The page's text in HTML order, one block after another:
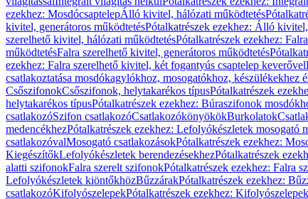
ezekhez: MosdócsaptelepÁlló kivitel, hálózati működtetés
kivitel, generátoros működtetésPótalkatrészek ezekhez: Álló
szerelhető kivitel, hálózati működtetésPótalkatrészek ezekhez:
működtetésFalra szerelhető kivitel, generátoros működtetés
ezekhez: Falra szerelhető kivitel, két fogantyús csaptelep keverővel
csatlakoztatása mosdókagylókhoz, mosogatókhoz, készülékekhez
CsőszifonokCsőszifonok, helytakarékos típusPótalkatrészek
helytakarékos típusPótalkatrészek ezekhez: Búraszifonok
csatlakozóSzifon csatlakozóCsatlakozókönyökökBurkolatok
medencékhezPótalkatrészek ezekhez: Lefolyókészletek mosogató
csatlakozóvalMosogató csatlakozásokPótalkatrészek ezekhez:
KiegészítőkLefolyókészletek berendezésekhezPótalkatrészek
alatti szifonokFalra szerelt szifonokPótalkatrészek ezekhez: Falra
Lefolyókészletek kiöntőkhözBűzzárakPótalkatrészek ezekhez:
csatlakozóKifolyószelepekPótalkatrészek ezekhez: Kifolyószelepek